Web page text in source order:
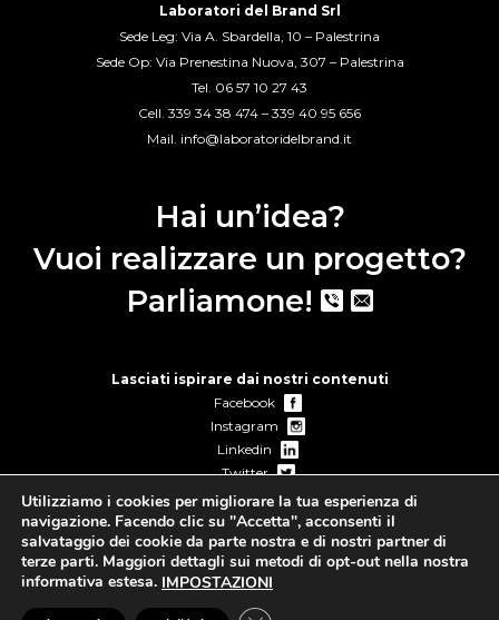
Laboratori del Brand Srl
Sede Leg: Via A. Sbardella, 10 – Palestrina
Sede Op: Via Prenestina Nuova, 307 – Palestrina
Tel. 06 57 10 27 43
Cell. 339 34 38 474 – 339 40 95 656
Mail. info@laboratoridelbrand.it
Hai un’idea?
Vuoi realizzare un progetto?
Parliamone!
Lasciati ispirare dai nostri contenuti
Facebook
Instagram
Linkedin
Twitter
Skype
©2026 Laboratori del Brand Srl - P.Iva 13794551005
Utilizziamo i cookies per migliorare la tua esperienza di
navigazione. Facendo clic su "Accetta", acconsenti il
salvataggio dei cookie da parte nostra e di nostri partner di
terze parti. Maggiori dettagli sui metodi di opt-out nella nostra
informativa estesa. IMPOSTAZIONI